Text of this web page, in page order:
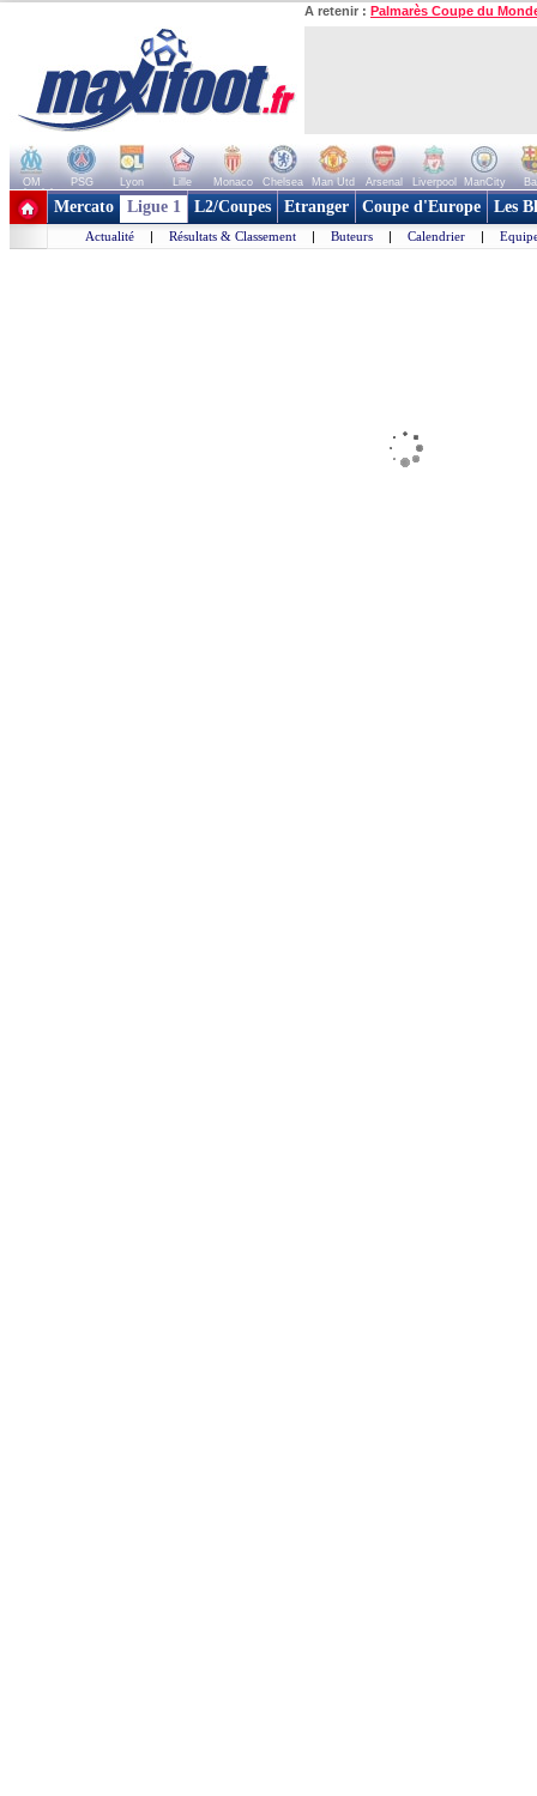
A retenir : Palmarès Coupe du
OM PSG Lyon Lille Monaco Chelsea Man Utd Arsenal Liverpool ManCity
+ de clubs
Mercato Ligue 1 L2/Coupes Etranger Coupe d'Europe Les
Actualité | Résultats & Classement | Buteurs | Calendrier |